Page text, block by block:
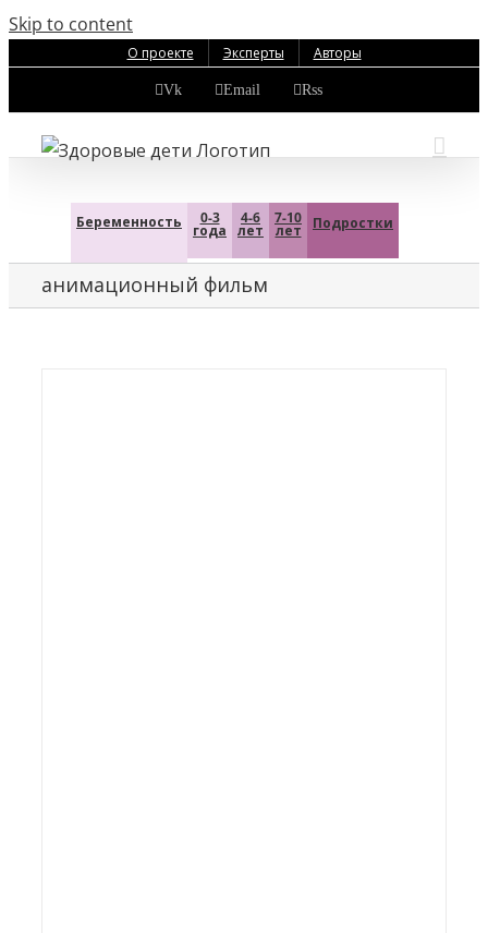
Skip to content
О проекте Эксперты Авторы
Vk Email Rss
Беременность 0-3
года
4-6
лет
7-10
лет Подростки
анимационный фильм